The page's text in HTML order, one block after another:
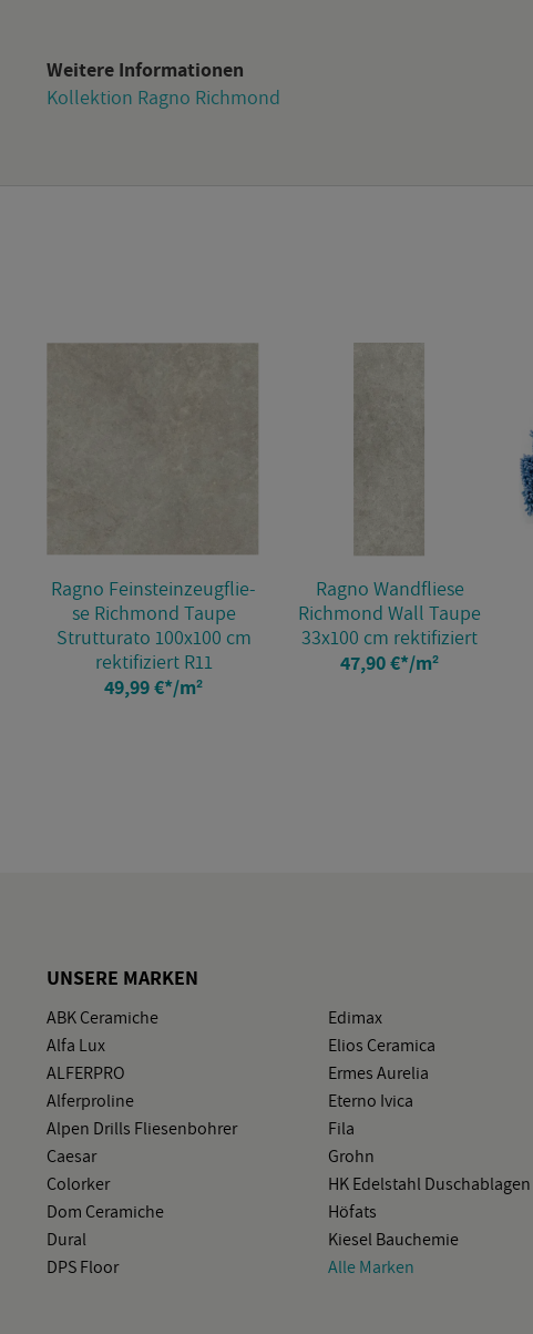
Wei­te­re In­for­ma­tio­nen
Kol­lek­ti­on Ragno Richmond
Ragno Fein­stein­zeug­flie­
se Richmond Taupe
Strut­tura­to 100x100 cm
rek­ti­fi­ziert R11
49,99 €*/m²
Ragno Wand­flie­se
Richmond Wall Taupe
33x100 cm rek­ti­fi­ziert
47,90 €*/m²
UN­SE­RE MAR­KEN
ABK Ce­ra­mi­che
Alfa Lux
AL­FER­PRO
Al­fer­pro­li­ne
Alpen Drills Flie­sen­boh­rer
Cae­sar
Co­lor­ker
Dom Ce­ra­mi­che
Dural
DPS Floor
Edi­max
Elios Ce­ra­mi­ca
Ermes Au­re­lia
Eter­no Ivica
Fila
Grohn
HK Edel­stahl Du­sch­ab­la­gen
Hö­f­ats
Kie­sel Bau­che­mie
Alle Mar­ken